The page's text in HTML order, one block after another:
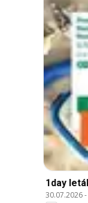
1day
30.07.2026-